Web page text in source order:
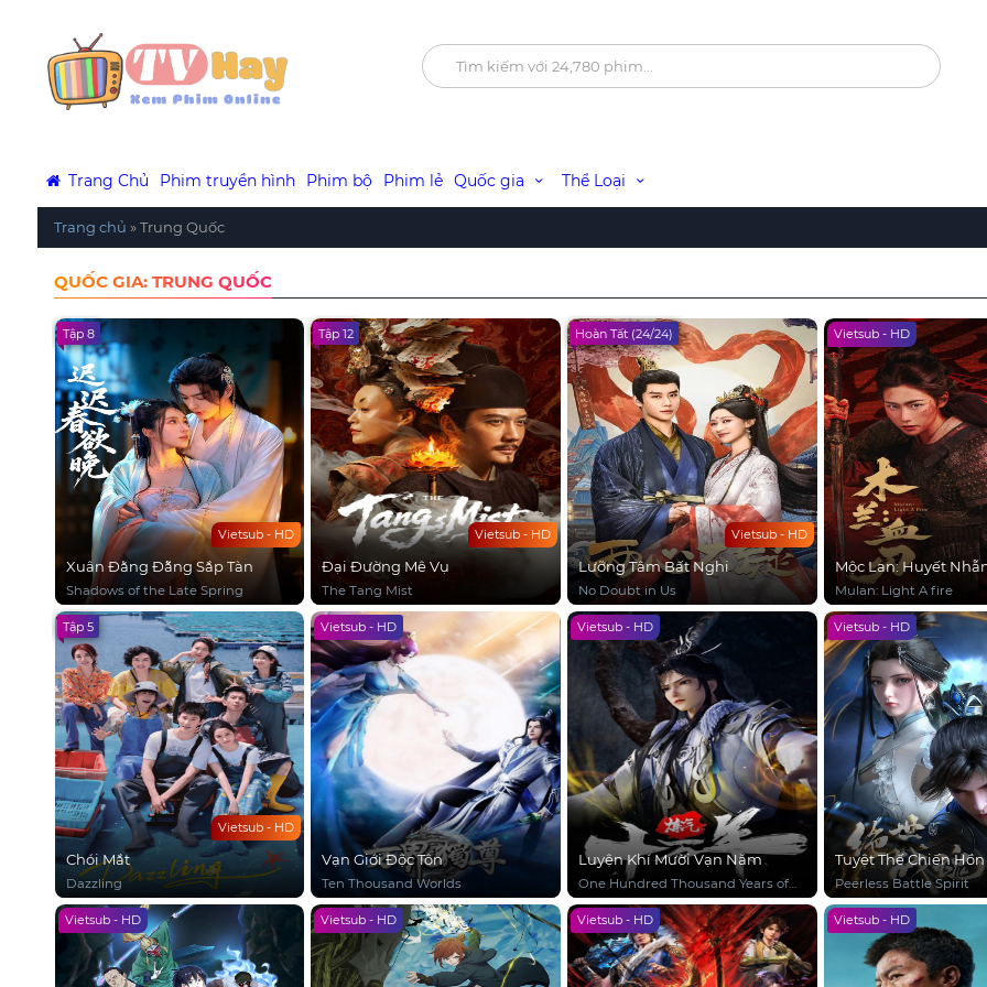
Trang Chủ Phim truyền hình Phim bộ Phim lẻ Quốc gia Thể Loại
Trang chủ »Trung Quốc
QUỐC GIA: TRUNG QUỐC
Vietsub - HD
Tập 8
Xuân Đằng Đẵng Sắp Tàn
Shadows of the Late Spring
Vietsub - HD
Tập 12
Đại Đường Mê Vụ
The Tang Mist
Vietsub - HD
Hoàn Tất (24/24)
Lưỡng Tâm Bất Nghi
No Doubt in Us
Vietsub - HD
Mộc Lan: Huyết
Mulan: Light A fire
Vietsub - HD
Tập 5
Chói Mắt
Dazzling
Vietsub - HD
Vạn Giới Độc Tôn
Ten Thousand Worlds
Vietsub - HD
Luyện Khí Mười Vạn Năm
One Hundred Thousand Years of
Qi Refining
Vietsub - HD
Tuyệt Thế Chiến Hồn
Peerless Battle Spirit
Vietsub - HD Vietsub - HD Vietsub - HD Vietsub - HD